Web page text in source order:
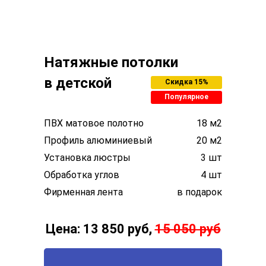
Натяжные потолки
Скидка 15%
в детской
Популярное
ПВХ матовое полотно
18 м2
Профиль алюминиевый
20 м2
Установка люстры
3 шт
Обработка углов
4 шт
Фирменная лента
в подарок
Цена: 13 850 руб,15 050 руб